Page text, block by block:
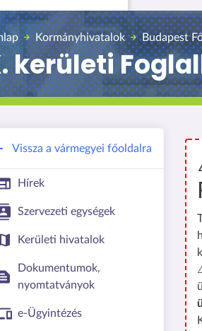
Kormányhivatalok Budapest
kerületi
Vissza a vármegyei főoldalra
Hírek
Szervezeti egységek
Kerületi hivatalok
Dokumentumok,
nyomtatványok
e-Ügyintézés